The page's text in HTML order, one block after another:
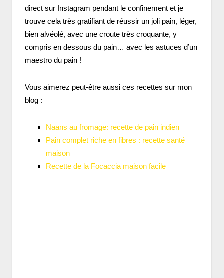
direct sur Instagram pendant le confinement et je
trouve cela très gratifiant de réussir un joli pain, léger,
bien alvéolé, avec une croute très croquante, y
compris en dessous du pain… avec les astuces d’un
maestro du pain !
Vous aimerez peut-être aussi ces recettes sur mon
blog :
Naans au fromage: recette de pain indien
Pain complet riche en fibres : recette santé
maison
Recette de la Focaccia maison facile